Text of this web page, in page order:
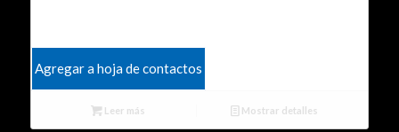
Agregar a hoja de contactos
Leer más Mostrar detalles